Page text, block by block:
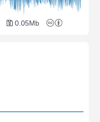
0.05Mb